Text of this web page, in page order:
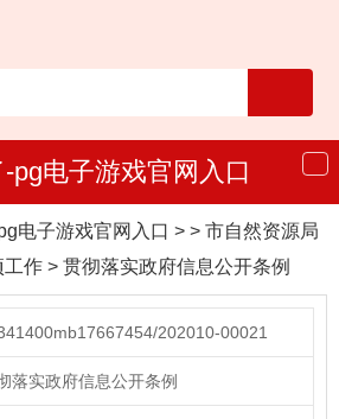
导
航
pg电子游戏官网入口
电子游戏官网入口 > > 市自然资源局
工作 > 贯彻落实政府信息公开条例
202010-00021
落实政府信息公开条例